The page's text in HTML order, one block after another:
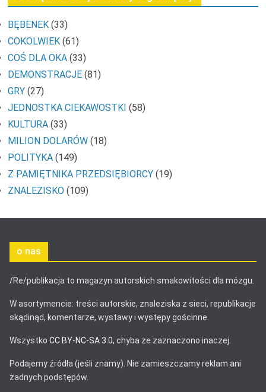
BĘBENEK (33)
COKOLWIEK (61)
COŚ DLA OKA (33)
DEMONSTRACJE (81)
GRY (27)
JEDNOSTKA CIEKAWOSTKI (58)
KULTURA (33)
MILION DOLARÓW (18)
POLITYKA (149)
Z PAMIĘTNIKA PRZEDSIĘBIORCY (19)
ZNALEZISKO (109)
o nas
/Re/publikacja to magazyn autorskich smakowitości dla mózgu.
W asortymencie: treści autorskie, znaleziska z sieci, republikacje
skądinąd, komentarze, wystawy i występy gościnne.
Wszystko CC BY-NC-SA 3.0, chyba że zaznaczono inaczej.
Podajemy źródła (jeśli znamy). Nie zamieszczamy reklam ani
żadnych podstępów.